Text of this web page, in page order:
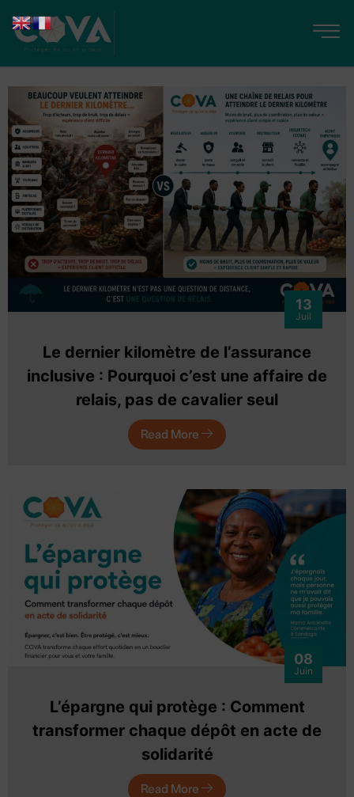
13
Juil
Le dernier kilomètre de l’assurance
inclusive : Pourquoi c’est une affaire de
relais, pas de cavalier seul
Read More
08
Juin
L’épargne qui protège : Comment
transformer chaque dépôt en acte de
solidarité
Read More